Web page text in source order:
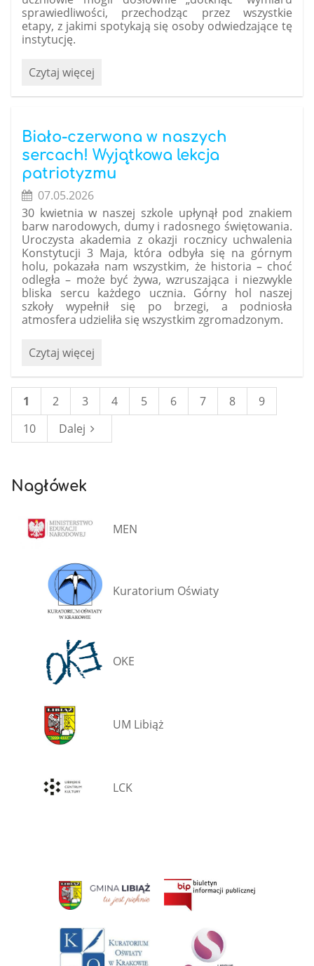
sprawiedliwości, przechodząc przez wszystkie
etapy, z jakimi spotykają się osoby odwiedzające tę
instytucję.
Prawo
wizyta
naszych
uczniów
w
Sądzie
Rejonowym
w
Chrzanowie:
Czytaj więcej
Biało-czerwona w naszych
sercach! Wyjątkowa lekcja
patriotyzmu
07.05.2026
30 kwietnia w naszej szkole upłynął pod znakiem
barw narodowych, dumy i radosnego świętowania.
Uroczysta akademia z okazji rocznicy uchwalenia
Konstytucji 3 Maja, która odbyła się na górnym
holu, pokazała nam wszystkim, że historia – choć
odległa – może być żywa, wzruszająca i niezwykle
bliska sercu każdego ucznia. Górny hol naszej
szkoły wypełnił się po brzegi, a podniosła
atmosfera udzieliła się wszystkim zgromadzonym.
Biało-
naszych
sercach!
Wyjątkowa
lekcja
Czytaj więcej
1 2 3 4 5 6 7 8
9
10
Dalej
Nagłówek
MEN
Kuratorium Oświaty
OKE
UM Libiąż
LCK